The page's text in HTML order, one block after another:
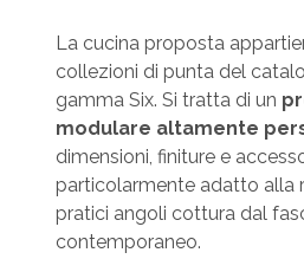
La cucina proposta
collezioni di punta del
gamma Six. Si tratta di un
modulare altamente
dimensioni, finiture e
particolarmente adatto alla
pratici angoli cottura dal
contemporaneo.